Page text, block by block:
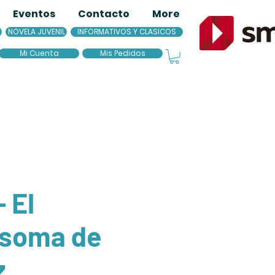
Eventos Contacto More
NOVELA JUVENIL INFORMATIVOS Y CLASICOS
Mi Cuenta Mis Pedidos
El
de